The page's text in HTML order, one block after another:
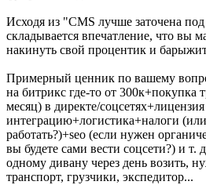
Исходя из "CMS лучше заточена
складывается впечатление, что вы
накинуть свой процентик и
Примерный ценник по вашему
на битрикс где-то от 300к+покупка
месяц) в директе/
интеграцию+логистика+налоги
работать?)+seo (если нужен
вы будете сами вести соцсети?) и т.
одному дивану через день возить,
транспорт, грузчики, экспедитор...